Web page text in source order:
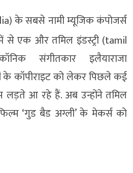
के सबसे नामी म्यूजिक कंपोजर्स
से एक और तमिल इंडस्ट्री (tamil
संगीतकार इलैयाराजा
के कॉपीराइट को लेकर पिछले कई
आ रहे हैं. अब उन्होंने तमिल
‘गुड बैड अग्ली’ के मेकर्स को